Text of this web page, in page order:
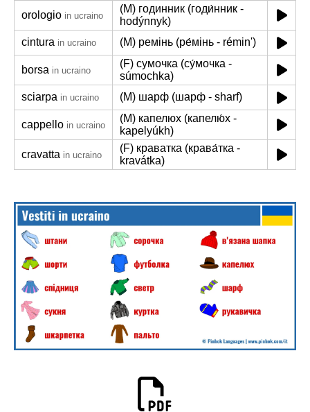
orologio in ucraino
(M) годинник (годи́нник -
hodýnnyk)
cintura in ucraino (M) ремінь (ре́мінь - réminʹ)
borsa in ucraino
(F) сумочка (су́мочка -
súmochka)
sciarpa in ucraino (M) шарф (шарф - sharf)
cappello in ucraino
(M) капелюх (капелю́х -
kapelyúkh)
cravatta in ucraino
(F) краватка (крава́тка -
kravátka)